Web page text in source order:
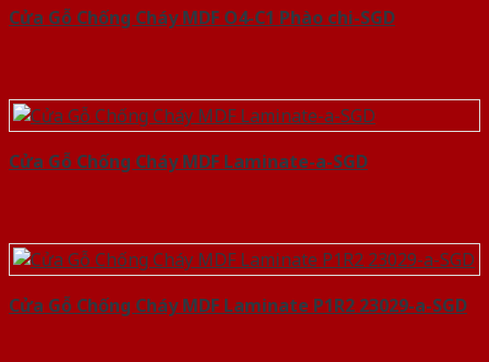
Cửa Gỗ Chống Cháy MDF O4-C1 Phào chi-SGD
Cửa Gỗ Chống Cháy MDF Laminate-a-SGD
Cửa Gỗ Chống Cháy MDF Laminate P1R2 23029-a-SGD